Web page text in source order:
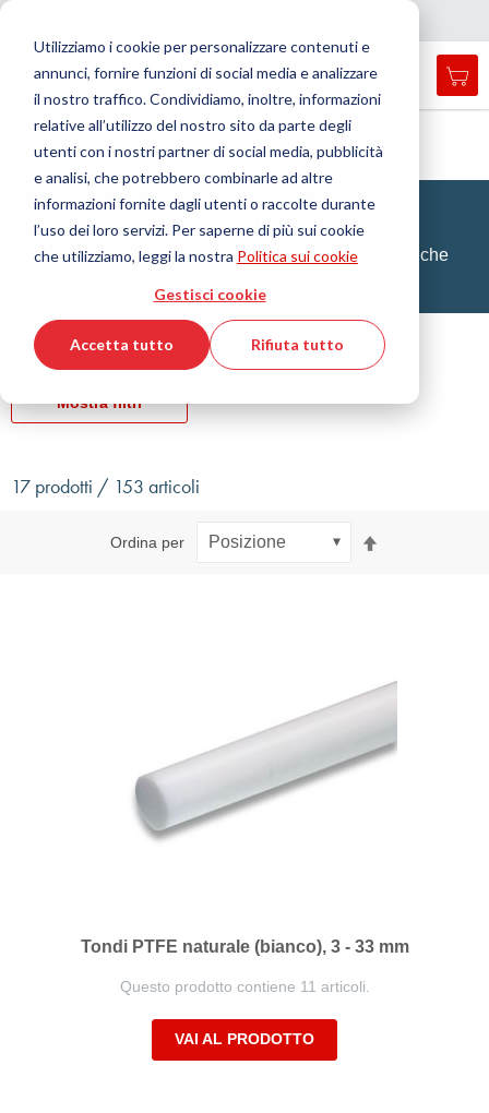
Utilizziamo i cookie per personalizzare contenuti e
annunci, fornire funzioni di social media e analizzare
il nostro traffico. Condividiamo, inoltre, informazioni
relative all’utilizzo del nostro sito da parte degli
utenti con i nostri partner di social media, pubblicità
e analisi, che potrebbero combinarle ad altre
informazioni fornite dagli utenti o raccolte durante
l’uso dei loro servizi. Per saperne di più sui cookie
che utilizziamo, leggi la nostra Politica sui cookie
Gestisci cookie
Accetta tutto Rifiuta tutto
Menu
search
Cerca
Home Tecnologia delle materie plastiche
Tondi
Politetrafluoroetilene (PTFE)
Tondi in PTFE (Politetrafluoroetilene)
Ampio spettro di temperatura ed eccellenti caratteristiche
Filtro
Mostra filtri
17 prodotti / 153 articoli
Ordina per
Tondi PTFE naturale (bianco), 3 - 33 mm
Questo prodotto contiene 11 articoli.
VAI AL PRODOTTO